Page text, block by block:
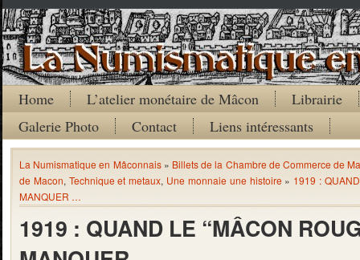
Home L’atelier monétaire de Mâcon
Librairie
Galerie Photo
Contact Liens intéressants
La Numismatique en Mâconnais» Billets de la Chambre de Commerce de
de Macon, Technique et metaux, Une monnaie une histoire » 1919 :
MANQUER …
1919 : QUAND LE “MÂCON